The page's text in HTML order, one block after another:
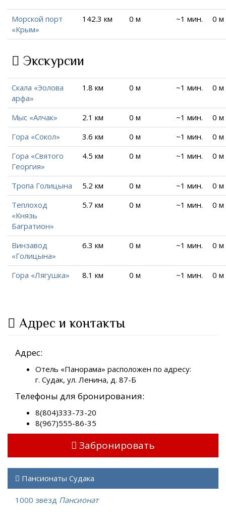
Морской порт
«Крым»
142.3 км 0 м ~1 мин. 0 м
Экскурсии
Скала «Эолова
арфа»
1.8 км 0 м ~1 мин. 0 м
Мыс «Алчак» 2.1 км 0 м ~1 мин.
0 м
Гора «Сокол»
3.6 км 0 м ~1 мин.
0 м
Гора «Святого
Георгия»
4.5 км 0 м ~1 мин. 0 м
Тропа Голицына 5.2 км 0 м ~1 мин.
0 м
Теплоход
«Князь
Багратион»
5.7 км 0 м ~1 мин. 0 м
Винзавод
«Голицына»
6.3 км 0 м ~1 мин. 0 м
Гора «Лягушка» 8.1 км 0 м ~1 мин. 0 м
Адрес и контакты
Адрес:
Отель «Панорама» расположен по адресу:
г. Судак, ул. Ленина, д. 87-Б
Телефоны для бронирования:
8(804)333-73-20
8(967)555-86-35
Забронировать
Пансионаты Судака
1000 звёзд Пансионат